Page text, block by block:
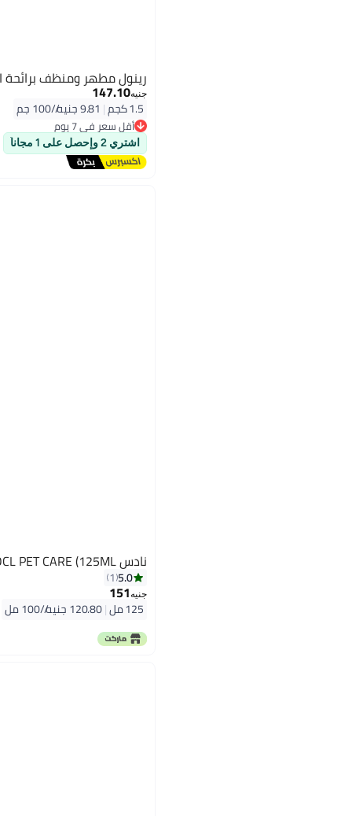
رينول مطهر ومنظف برائحة
جنيه147.10
1.5 كجم |
أقل سعر في 7 يوم
توصيل مجاني
أقل سعر في 7 يوم
اشتري 2 وإحصل على 1 مجاناً
نادس NADES+HOCL PET CARE (125ML)
5.0
1
جنيه151
125 مل |